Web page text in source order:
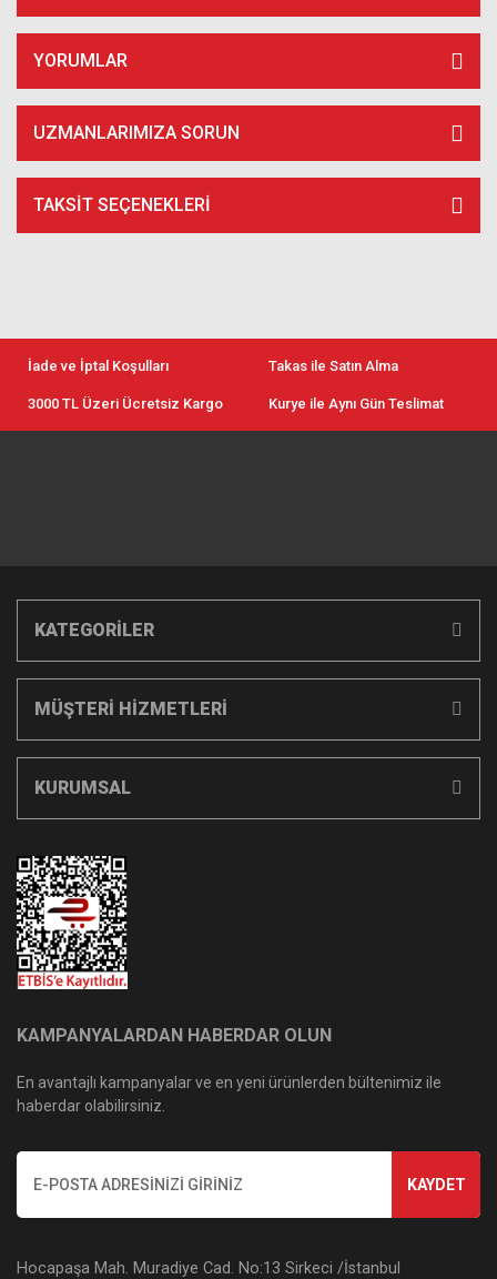
YORUMLAR
UZMANLARIMIZA SORUN
TAKSIT SEÇENEKLERI
İade ve İptal Koşulları Takas ile Satın Alma
3000 TL Üzeri Ücretsiz Kargo Kurye ile Aynı Gün Teslimat
KATEGORİLER
MÜŞTERİ HİZMETLERİ
KURUMSAL
KAMPANYALARDAN HABERDAR OLUN
En avantajlı kampanyalar ve en yeni ürünlerden bültenimiz ile
haberdar olabilirsiniz.
KAYDET
Hocapaşa Mah. Muradiye Cad. No:13 Sirkeci /İstanbul